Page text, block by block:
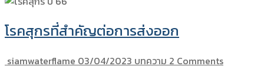
โรคสุกรที่สำคัญต่อการส่งออก
siamwaterflame 03/04/2023 บทความ 2 Comments